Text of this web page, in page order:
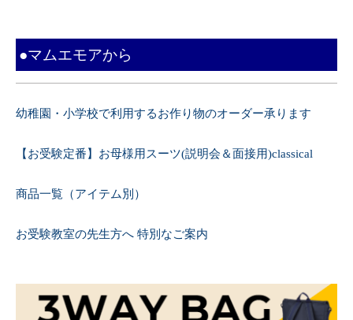
●マムエモアから
幼稚園・小学校で利用するお作り物のオーダー承ります
【お受験定番】お母様用スーツ(説明会＆面接用)classical
商品一覧（アイテム別）
お受験教室の先生方へ 特別なご案内